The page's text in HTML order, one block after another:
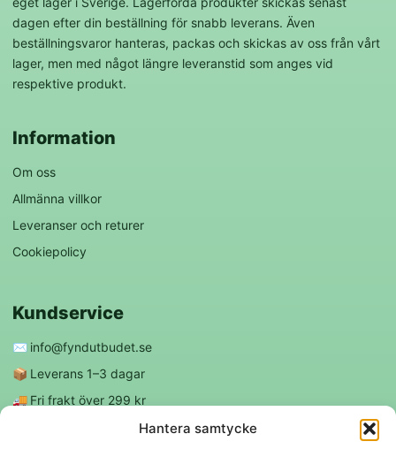
Hantera samtycke
dagen efter din beställning för snabb leverans. Även
beställningsvaror hanteras, packas och skickas av oss från vårt
lager, men med något längre leveranstid som anges vid
respektive produkt.
Information
Om oss
Allmänna villkor
Leveranser och returer
Cookiepolicy
Kundservice
✉️ info@fyndutbudet.se
📦 Leverans 1–3 dagar
🚚 Fri frakt över 299 kr